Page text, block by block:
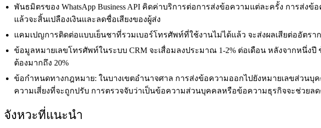
พันธมิตรของ WhatsApp Business API คิดค่าบริการต่อการส่งข้อความแต่ละครั้ง การส่งข้
แล้วจะสิ้นเปลืองเงินและลดชื่อเสียงของผู้ส่ง
แคมเปญการติดต่อแบบเย็นชาที่รวมเบอร์โทรศัพท์ที่ใช้งานไม่ได้แล้ว จะส่งผลเสียต่ออัตรา
ข้อมูลหมายเลขโทรศัพท์ในระบบ CRM จะเสื่อมลงประมาณ 1-2% ต่อเดือน หลังจากหนึ่ง
ต้องมากถึง 20%
ข้อกำหนดทางกฎหมาย: ในบางเขตอำนาจศาล การส่งข้อความออกไปยังหมายเลขส่วนบุ
ความเสี่ยงที่จะถูกปรับ การตรวจจับว่าเป็นข้อความส่วนบุคคลหรือข้อความธุรกิจจะช่วยลด
จังหวะที่แนะนำ